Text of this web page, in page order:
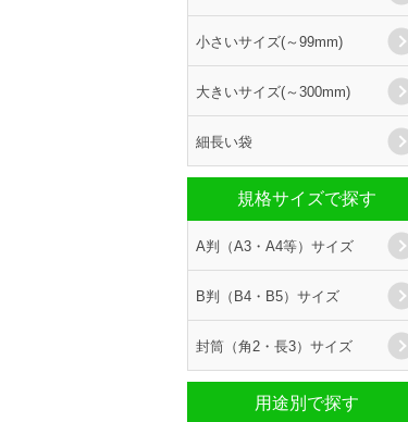
小さいサイズ(～99mm)
大きいサイズ(～300mm)
細長い袋
規格サイズで探す
A判（A3・A4等）サイズ
B判（B4・B5）サイズ
封筒（角2・長3）サイズ
用途別で探す